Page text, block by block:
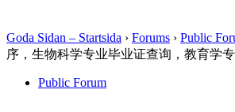
Goda Sidan – Startsida › Forums › Public
序，生物科学专业毕业证查询，教育学
Public Forum